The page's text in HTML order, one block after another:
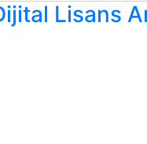
Lisans